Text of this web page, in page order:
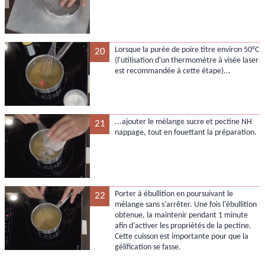
20
Lorsque la purée de poire titre environ 50°C
(l'utilisation d'un thermomètre à visée laser
est recommandée à cette étape)...
21
...ajouter le mélange sucre et pectine NH
nappage, tout en fouettant la préparation.
22
Porter à ébullition en poursuivant le
mélange sans s'arrêter. Une fois l'ébullition
obtenue, la maintenir pendant 1 minute
afin d'activer les propriétés de la pectine.
Cette cuisson est importante pour que la
gélification se fasse.